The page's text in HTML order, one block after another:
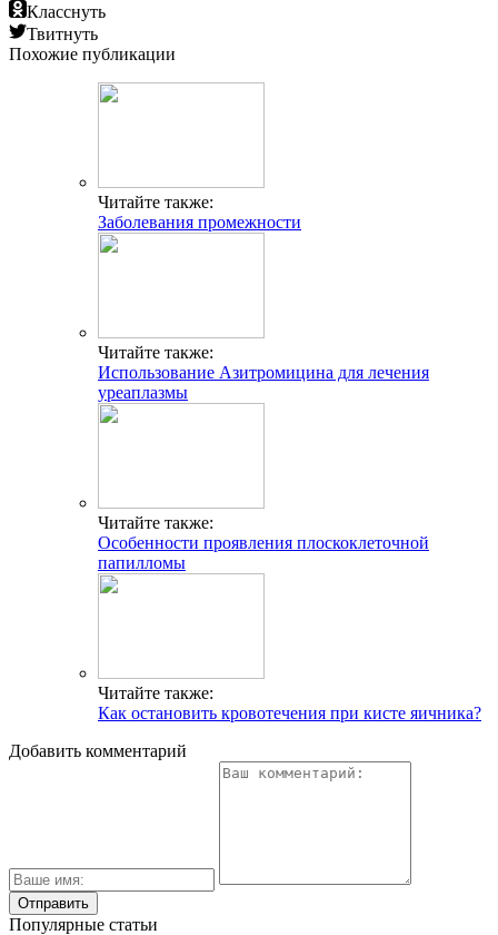
Класснуть
Твитнуть
Похожие публикации
Читайте также:
Заболевания промежности
Читайте также:
Использование Азитромицина для лечения
уреаплазмы
Читайте также:
Особенности проявления плоскоклеточной
папилломы
Читайте также:
Как остановить кровотечения при кисте яичника?
Добавить комментарий
Популярные статьи